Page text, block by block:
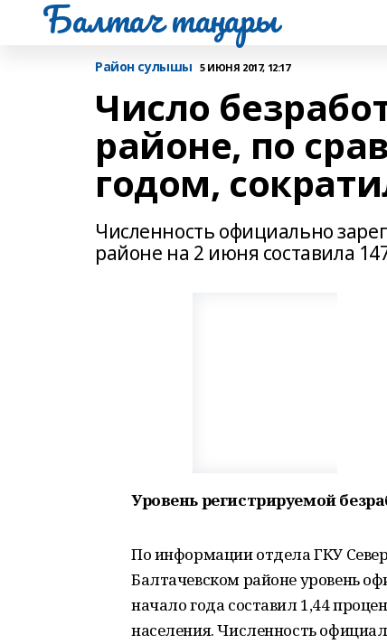
Балтач таңнары
Район сулышы 5 ИЮНЯ 2017, 12:17
Число
районе, по
годом,
Численность официально
районе на 2 июня составила
Уровень регистрируемой
По информации отдела ГКУ
Балтачевском районе уровень
начало года составил 1,44
населения. Численность